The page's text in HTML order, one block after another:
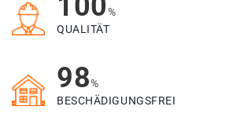
%
QUALITÄT
98%
BESCHÄDIGUNGSFREI